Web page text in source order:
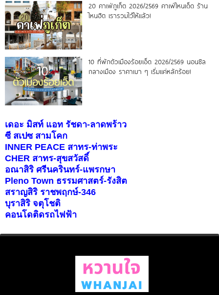
20 คาเฟ่ภูเก็ต 2026/2569 คาเฟ่ไหนเด็ด ร้าน
ไหนฮิต เรารวมไว้ให้แล้ว!
10 ที่พักตัวเมืองร้อยเอ็ด 2026/2569 นอนชิล
กลางเมือง ราคาเบา ๆ เริ่มแค่หลักร้อย!
เดอะ มิสท์ แอท รัชดา-ลาดพร้าว
ซี สเปซ สามโคก
INNER PEACE สาทร-ท่าพระ
CHER สาทร-สุขสวัสดิ์
อณาสิริ ศรีนครินทร์-แพรกษา
Pleno Town ธรรมศาสตร์-รังสิต
สราญสิริ ราชพฤกษ์-346
บุราสิริ จตุโชติ
คอนโดติดรถไฟฟ้า